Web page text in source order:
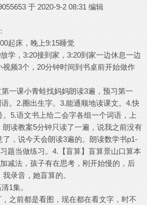
于 2020-9-2 08:31 编辑
起床，晚上9:15睡觉
学，3:20接到家，3:20到家一边休息一边
视频3个，20分钟时间到书桌前开始做作
一课小青蛙找妈妈朗读3遍，预习第一
。2.圈出生字。3.能通顺地读课文。4.快
。5.语文书上给二会字各组一个词语，上
朗读教案5分钟只读了一遍，说我之前没有
了，说今天会朗读3遍的。朗读数学书p1-
题当做练习。4.【盲算】盲算景山口算本
减法，孩子有在思考，刚开始慢的，后
录音，她盲算的。
1集。
之前都是看图，现在都在看文字，时不